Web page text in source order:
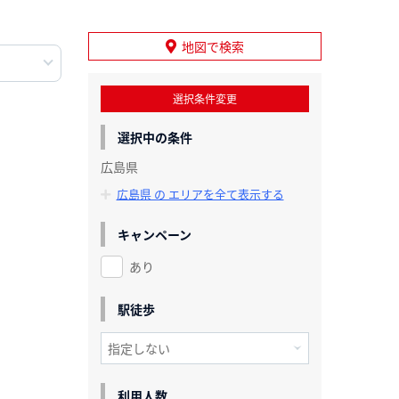
地図で検索
選択条件変更
選択中の条件
広島県
広島県 の エリアを全て表示する
キャンペーン
あり
駅徒歩
利用人数